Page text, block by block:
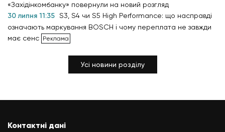
«Західінкомбанку» повернули на новий розгляд
30 липня 11:35 S3, S4 чи S5 High Performance: що насправді
означають маркування BOSCH і чому переплата не завжди
має сенс
Усі новини розділу
Контактні дані